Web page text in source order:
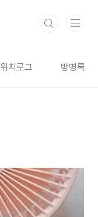
위치로그 방명록